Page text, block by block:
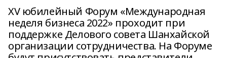
ХV юбилейный Форум «Международная
неделя бизнеса 2022» проходит при
поддержке Делового совета Шанхайской
организации сотрудничества. На Форуме